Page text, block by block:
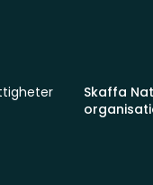
Skaffa